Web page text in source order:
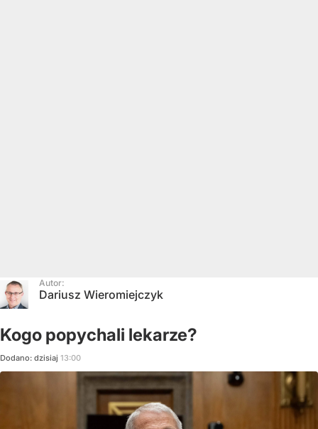
Autor:
Dariusz Wieromiejczyk
Kogo popychali lekarze?
Dodano: dzisiaj 13:00